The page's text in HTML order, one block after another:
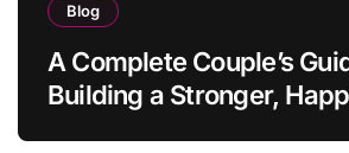
Blog
A Complete Couple’s
Building a Stronger,